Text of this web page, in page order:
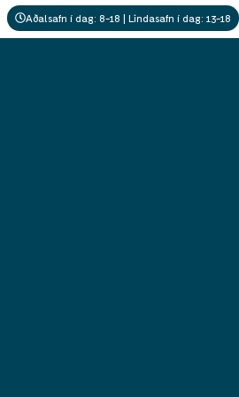
Aðalsafn í dag: 8-18 | Lindasafn í dag: 13-18